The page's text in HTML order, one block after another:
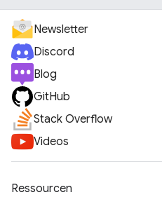
Newsletter
Discord
Blog
GitHub
Stack Overflow
Videos
Ressourcen